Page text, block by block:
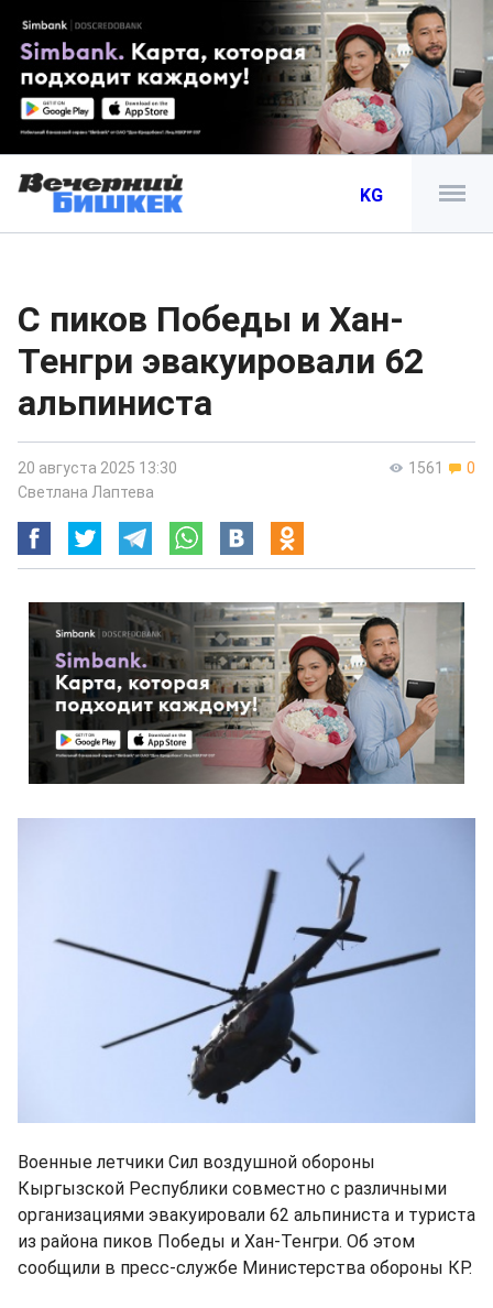
KG
С пиков Победы и Хан-
Тенгри эвакуировали 62
альпиниста
1561 0
20 августа 2025 13:30
Светлана Лаптева
Военные летчики Сил воздушной обороны
Кыргызской Республики совместно с различными
организациями эвакуировали 62 альпиниста и туриста
из района пиков Победы и Хан-Тенгри. Об этом
сообщили в пресс-службе Министерства обороны КР.